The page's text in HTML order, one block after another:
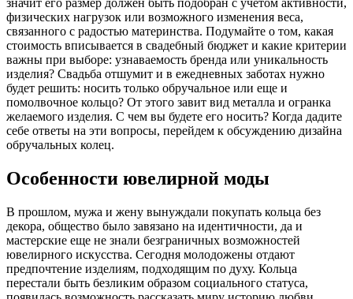
значит его размер должен быть подобран с учетом активности,
физических нагрузок или возможного изменения веса,
связанного с радостью материнства. Подумайте о том, какая
стоимость вписывается в свадебный бюджет и какие критерии
важны при выборе: узнаваемость бренда или уникальность
изделия? Свадьба отшумит и в ежедневных заботах нужно
будет решить: носить только обручальное или еще и
помолвочное кольцо? От этого завит вид металла и огранка
желаемого изделия. С чем вы будете его носить? Когда дадите
себе ответы на эти вопросы, перейдем к обсуждению дизайна
обручальных колец.
Особенности ювелирной моды
В прошлом, мужа и жену вынуждали покупать кольца без
декора, общество было завязано на идентичности, да и
мастерские еще не знали безграничных возможностей
ювелирного искусства. Сегодня молодожены отдают
предпочтение изделиям, подходящим по духу. Кольца
перестали быть безликим образом социального статуса,